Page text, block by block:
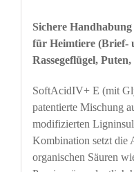
Sichere
für Heimtiere (Brief-
Rassegeflügel, Puten,
SoftAcidIV+ E (mit
patentierte Mischung
modifizierten
Kombination setzt die
organischen Säuren